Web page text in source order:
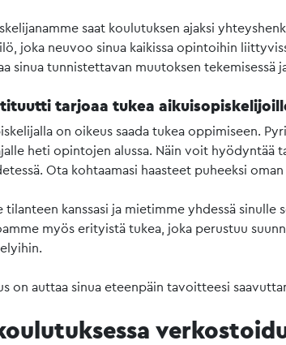
saat koulutuksen ajaksi
joka neuvoo sinua kaikissa opintoihin
sinua tunnistettavan muutoksen tekemisessä
tarjoaa tukea
on oikeus saada tukea oppimiseen.
heti opintojen alussa. Näin voit hyödyntää
Ota kohtaamasi haasteet puheeksi
tilanteen kanssasi ja mietimme yhdessä
myös erityistä tukea, joka perustuu
on auttaa sinua eteenpäin tavoitteesi